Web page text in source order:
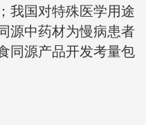
我国对特殊医学用途
源中药材为慢病患者
同源产品开发考量包